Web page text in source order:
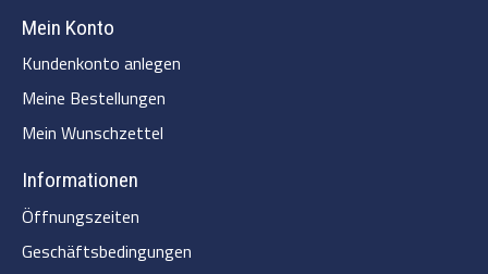
Mein Konto
Kundenkonto anlegen
Meine Bestellungen
Mein Wunschzettel
Informationen
Öffnungszeiten
Geschäftsbedingungen